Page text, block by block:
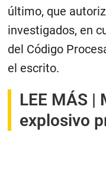
último, que
investigados, en
del Código
el escrito.
LEE MÁS |
explosivo